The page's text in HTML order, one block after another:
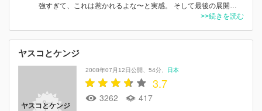
強すぎて、これは惹かれるよな〜と実感。 そして最後の展開…
>>続きを読む
ヤスコとケンジ
ヤスコとケンジ
2008年07月12日公開 54分 日本
3.7
3262 417